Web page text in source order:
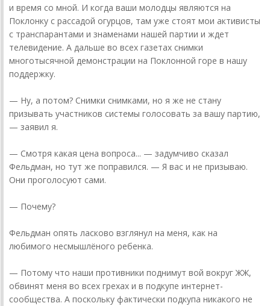
и время со мной. И когда ваши молодцы являются на
Поклонку с рассадой огурцов, там уже стоят мои активисты
с транспарантами и знаменами нашей партии и ждет
телевидение. А дальше во всех газетах снимки
многотысячной демонстрации на Поклонной горе в нашу
поддержку.
— Ну, а потом? Снимки снимками, но я же не стану
призывать участников системы голосовать за вашу партию,
— заявил я.
— Смотря какая цена вопроса... — задумчиво сказал
Фельдман, но тут же поправился. — Я вас и не призываю.
Они проголосуют сами.
— Почему?
Фельдман опять ласково взглянул на меня, как на
любимого несмышлёного ребенка.
— Потому что наши противники поднимут вой вокруг ЖЖ,
обвинят меня во всех грехах и в подкупе интернет­
сообщества. А поскольку фактически подкупа никакого не